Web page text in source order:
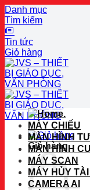
Danh mục
Tìm kiếm
Tin tức
Giỏ hàng
Bỏ
qua
nội
dung
Giỏ hàng
.
MÁY CHIẾU
MÀN HÌNH
MÀN HÌNH
MÁY SCAN
MÁY HỦY
CAMERA AI